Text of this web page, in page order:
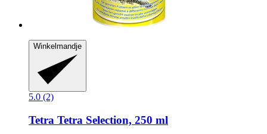
Winkelmandje
5.0 (2)
Tetra Tetra Selection, 250 ml